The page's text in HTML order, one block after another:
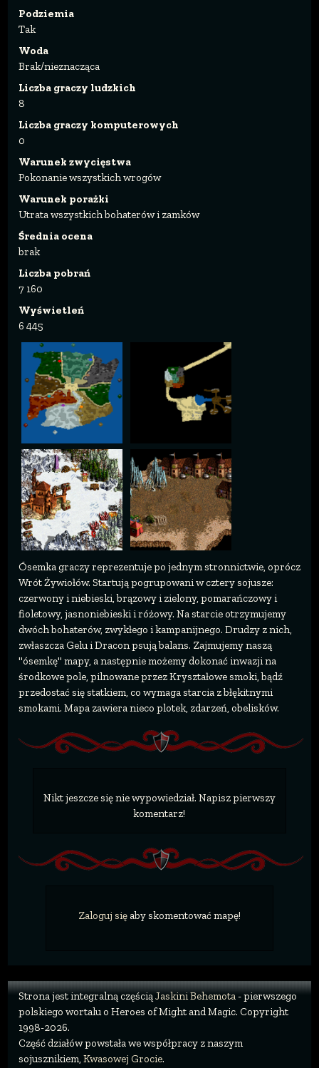
Podziemia
Tak
Woda
Brak/nieznacząca
Liczba graczy ludzkich
8
Liczba graczy komputerowych
0
Warunek zwycięstwa
Pokonanie wszystkich wrogów
Warunek porażki
Utrata wszystkich bohaterów i zamków
Średnia ocena
brak
Liczba pobrań
7 160
Wyświetleń
6 445
Ósemka graczy reprezentuje po jednym stronnictwie, oprócz
Wrót Żywiołów. Startują pogrupowani w cztery sojusze:
czerwony i niebieski, brązowy i zielony, pomarańczowy i
fioletowy, jasnoniebieski i różowy. Na starcie otrzymujemy
dwóch bohaterów, zwykłego i kampanijnego. Drudzy z nich,
zwłaszcza Gelu i Dracon psują balans. Zajmujemy naszą
"ósemkę" mapy, a następnie możemy dokonać inwazji na
środkowe pole, pilnowane przez Kryształowe smoki, bądź
przedostać się statkiem, co wymaga starcia z błękitnymi
smokami. Mapa zawiera nieco plotek, zdarzeń, obelisków.
Nikt jeszcze się nie wypowiedział. Napisz pierwszy
komentarz!
Zaloguj sięaby skomentować mapę!
Strona jest integralną częściąJaskini Behemota- pierwszego
polskiego wortalu o Heroes of Might and Magic. Copyright
1998-2026.
Część działów powstała we współpracy z naszym
sojusznikiem, Kwasowej Grocie.